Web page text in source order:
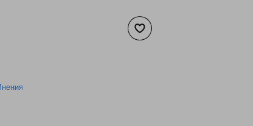
Добави към списъка с